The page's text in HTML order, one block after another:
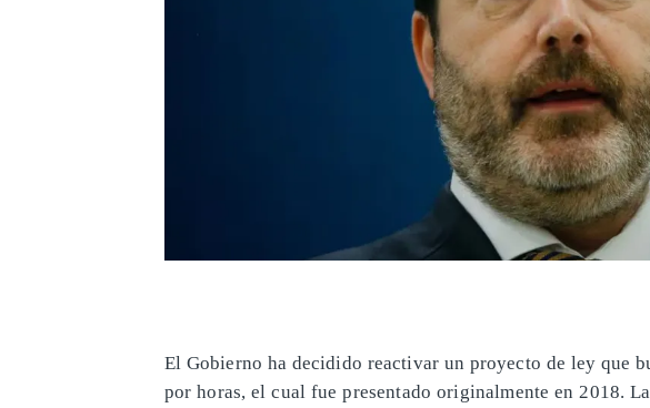
El Gobierno ha decidido reactivar un proyecto de ley que
por horas, el cual fue presentado originalmente en 2018.